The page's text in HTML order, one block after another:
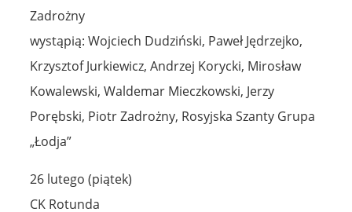
Zadrożny
wystąpią: Wojciech Dudziński, Paweł Jędrzejko,
Krzysztof Jurkiewicz, Andrzej Korycki, Mirosław
Kowalewski, Waldemar Mieczkowski, Jerzy
Porębski, Piotr Zadrożny, Rosyjska Szanty Grupa
„Łodja”
26 lutego (piątek)
CK Rotunda